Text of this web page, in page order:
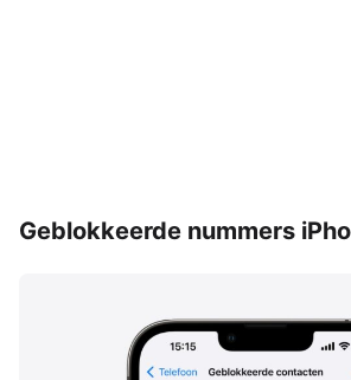
Geblokkeerde nummers